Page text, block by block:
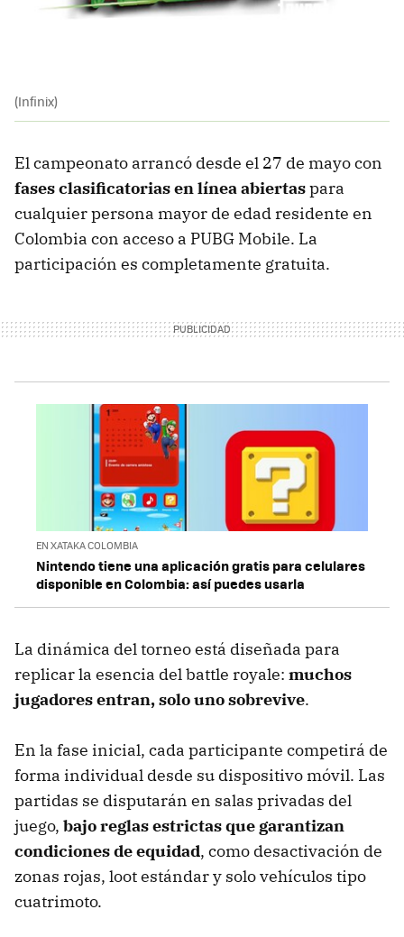
(Infinix)
El campeonato arrancó desde el 27 de mayo con
fases clasificatorias en línea abiertaspara
cualquier persona mayor de edad residente en
Colombia con acceso a PUBG Mobile. La
participación es completamente gratuita.
EN XATAKA COLOMBIA
Nintendo tiene una aplicación gratis para celulares
disponible en Colombia: así puedes usarla
La dinámica del torneo está diseñada para
replicar la esencia del battle royale: muchos
jugadores entran, solo uno sobrevive.
En la fase inicial, cada participante competirá de
forma individual desde su dispositivo móvil. Las
partidas se disputarán en salas privadas del
juego, bajo reglas estrictas que garantizan
condiciones de equidad, como desactivación de
zonas rojas, loot estándar y solo vehículos tipo
cuatrimoto.